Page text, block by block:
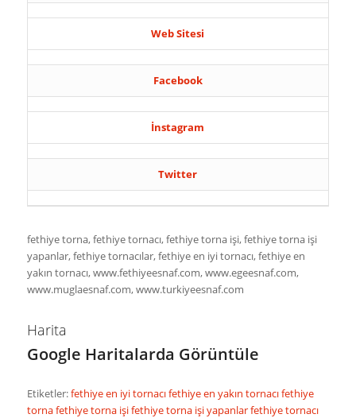
Web Sitesi
Facebook
İnstagram
Twitter
fethiye torna, fethiye tornacı, fethiye torna işi, fethiye torna işi
yapanlar, fethiye tornacılar, fethiye en iyi tornacı, fethiye en
yakın tornacı, www.fethiyeesnaf.com, www.egeesnaf.com,
www.muglaesnaf.com, www.turkiyeesnaf.com
Harita
Google Haritalarda Görüntüle
Etiketler:fethiye en iyi tornacıfethiye en yakın tornacıfethiye
tornafethiye torna işifethiye torna işi yapanlarfethiye tornacı